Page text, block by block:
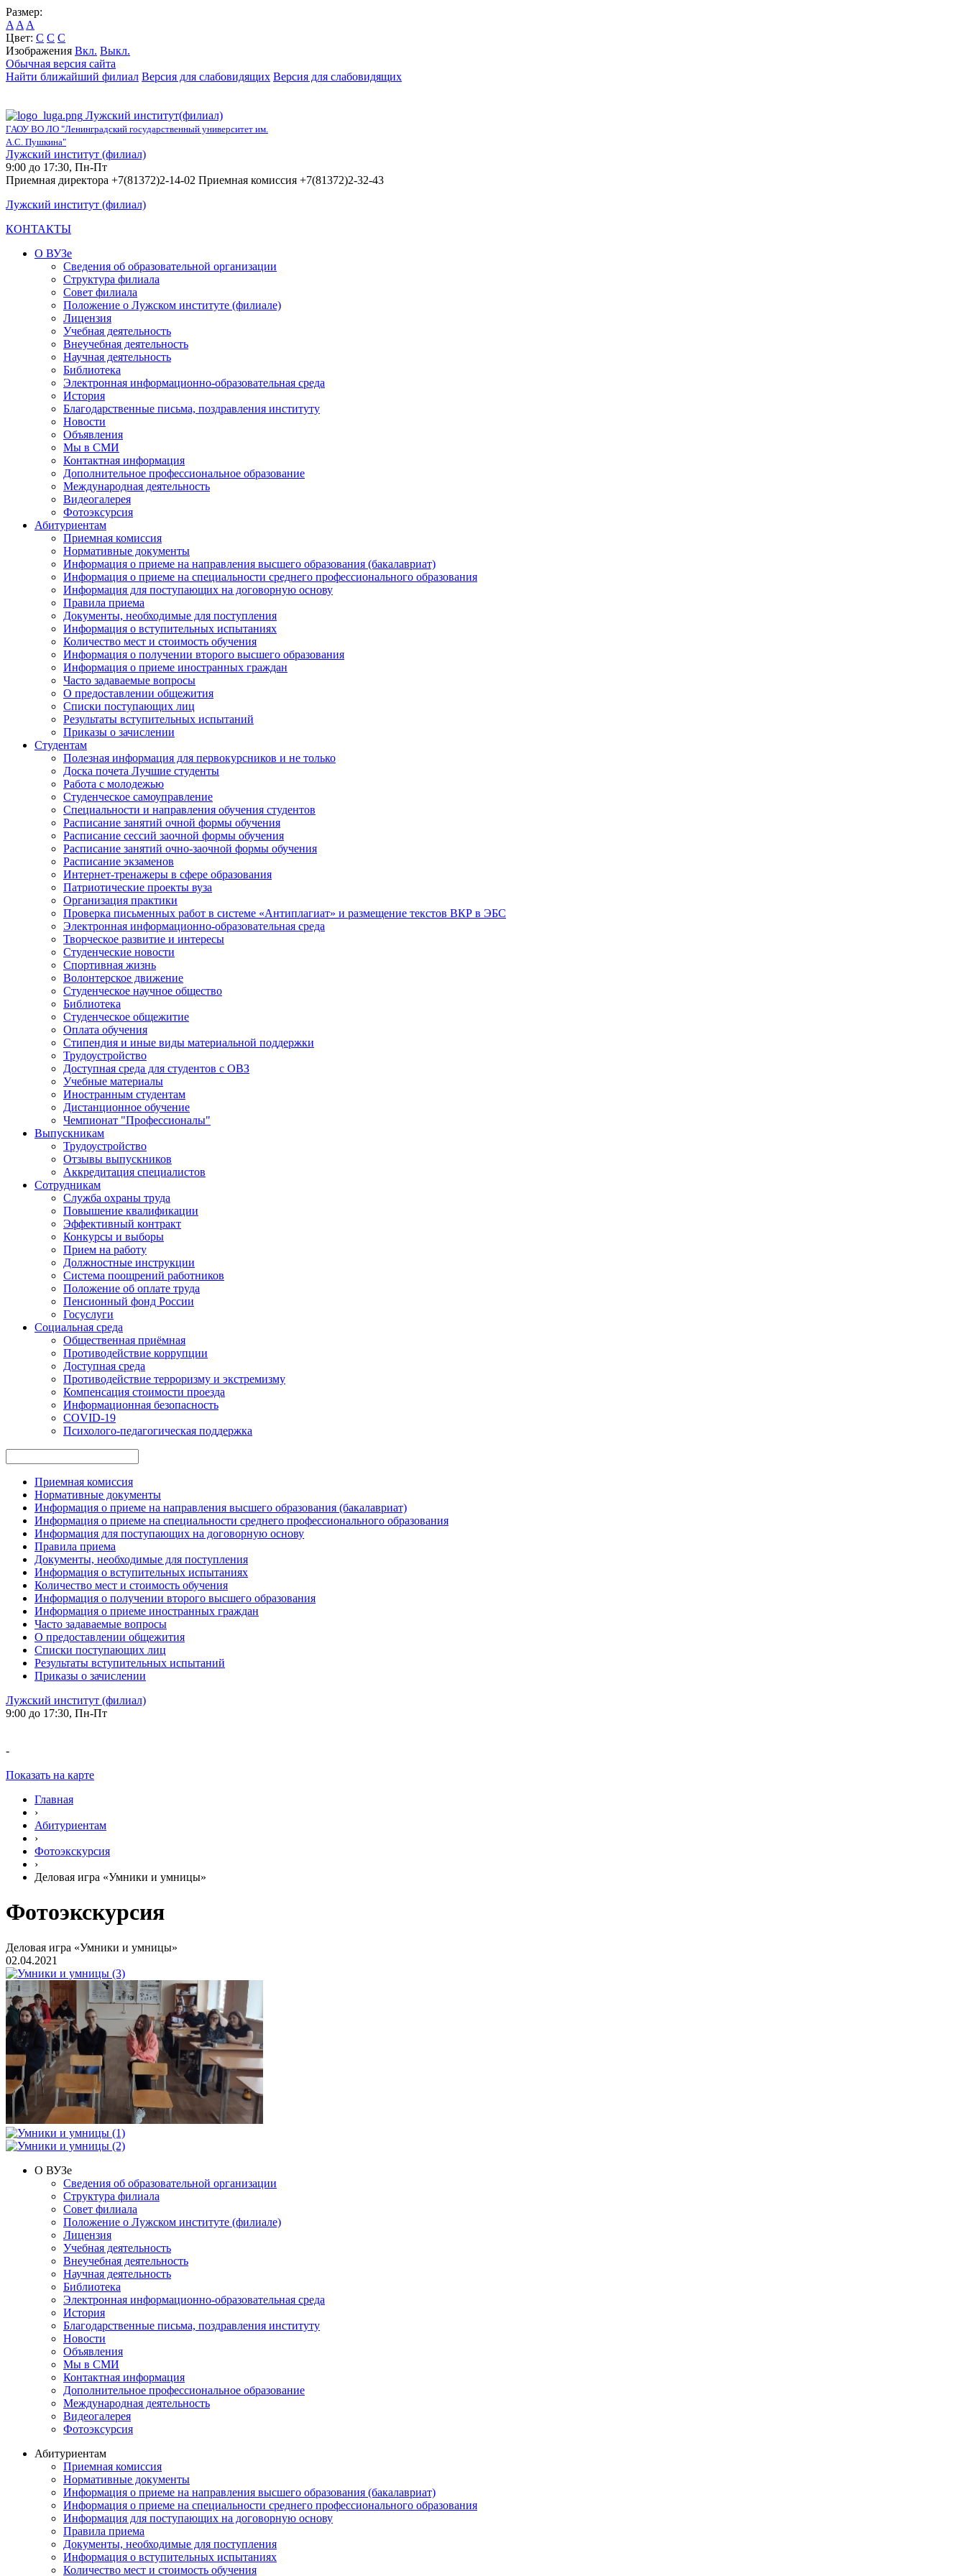
Размер:
A A A
Цвет: C C C
Изображения Вкл. Выкл.
Обычная версия сайта
Найти ближайший филиал Версия для слабовидящих Версия для слабовидящих
Лужский институт(филиал)
ГАОУ ВО ЛО "Ленинградский государственный университет им.
А.С. Пушкина"
Лужский институт (филиал)
9:00 до 17:30, Пн-Пт
Приемная директора +7(81372)2-14-02 Приемная комиссия +7(81372)2-32-43
Лужский институт (филиал)
КОНТАКТЫ
О ВУЗе
Сведения об образовательной организации
Структура филиала
Совет филиала
Положение о Лужском институте (филиале)
Лицензия
Учебная деятельность
Внеучебная деятельность
Научная деятельность
Библиотека
Электронная информационно-образовательная среда
История
Благодарственные письма, поздравления институту
Новости
Объявления
Мы в СМИ
Контактная информация
Дополнительное профессиональное образование
Международная деятельность
Видеогалерея
Фотоэксурсия
Абитуриентам
Приемная комиссия
Нормативные документы
Информация о приеме на направления высшего образования (бакалавриат)
Информация о приеме на специальности среднего профессионального образования
Информация для поступающих на договорную основу
Правила приема
Документы, необходимые для поступления
Информация о вступительных испытаниях
Количество мест и стоимость обучения
Информация о получении второго высшего образования
Информация о приеме иностранных граждан
Часто задаваемые вопросы
О предоставлении общежития
Списки поступающих лиц
Результаты вступительных испытаний
Приказы о зачислении
Студентам
Полезная информация для первокурсников и не только
Доска почета Лучшие студенты
Работа с молодежью
Студенческое самоуправление
Специальности и направления обучения студентов
Расписание занятий очной формы обучения
Расписание сессий заочной формы обучения
Расписание занятий очно-заочной формы обучения
Расписание экзаменов
Интернет-тренажеры в сфере образования
Патриотические проекты вуза
Организация практики
Проверка письменных работ в системе «Антиплагиат» и размещение текстов ВКР в ЭБС
Электронная информационно-образовательная среда
Творческое развитие и интересы
Студенческие новости
Спортивная жизнь
Волонтерское движение
Студенческое научное общество
Библиотека
Студенческое общежитие
Оплата обучения
Стипендия и иные виды материальной поддержки
Трудоустройство
Доступная среда для студентов с ОВЗ
Учебные материалы
Иностранным студентам
Дистанционное обучение
Чемпионат "Профессионалы"
Выпускникам
Трудоустройство
Отзывы выпускников
Аккредитация специалистов
Сотрудникам
Служба охраны труда
Повышение квалификации
Эффективный контракт
Конкурсы и выборы
Прием на работу
Должностные инструкции
Система поощрений работников
Положение об оплате труда
Пенсионный фонд России
Госуслуги
Социальная среда
Общественная приёмная
Противодействие коррупции
Доступная среда
Противодействие терроризму и экстремизму
Компенсация стоимости проезда
Информационная безопасность
COVID-19
Психолого-педагогическая поддержка
Приемная комиссия
Нормативные документы
Информация о приеме на направления высшего образования (бакалавриат)
Информация о приеме на специальности среднего профессионального образования
Информация для поступающих на договорную основу
Правила приема
Документы, необходимые для поступления
Информация о вступительных испытаниях
Количество мест и стоимость обучения
Информация о получении второго высшего образования
Информация о приеме иностранных граждан
Часто задаваемые вопросы
О предоставлении общежития
Списки поступающих лиц
Результаты вступительных испытаний
Приказы о зачислении
Лужский институт (филиал)
9:00 до 17:30, Пн-Пт
-
Показать на карте
Главная
›
Абитуриентам
›
Фотоэкскурсия
›
Деловая игра «Умники и умницы»
Фотоэкскурсия
Деловая игра «Умники и умницы»
02.04.2021
О ВУЗе
Сведения об образовательной организации
Структура филиала
Совет филиала
Положение о Лужском институте (филиале)
Лицензия
Учебная деятельность
Внеучебная деятельность
Научная деятельность
Библиотека
Электронная информационно-образовательная среда
История
Благодарственные письма, поздравления институту
Новости
Объявления
Мы в СМИ
Контактная информация
Дополнительное профессиональное образование
Международная деятельность
Видеогалерея
Фотоэксурсия
Абитуриентам
Приемная комиссия
Нормативные документы
Информация о приеме на направления высшего образования (бакалавриат)
Информация о приеме на специальности среднего профессионального образования
Информация для поступающих на договорную основу
Правила приема
Документы, необходимые для поступления
Информация о вступительных испытаниях
Количество мест и стоимость обучения